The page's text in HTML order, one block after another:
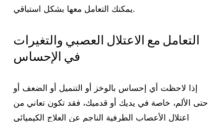
يمكنك التعامل معها بشكل استباقي.
التعامل مع الاعتلال العصبي والتغيرات
في الإحساس
إذا لاحظت أي إحساس بالوخز أو التنميل أو الضعف أو
حتى الألم، خاصة في يديك أو قدميك، فقد تكون تعاني من
اعتلال الأعصاب الطرفية الناجم عن العلاج الكيميائي